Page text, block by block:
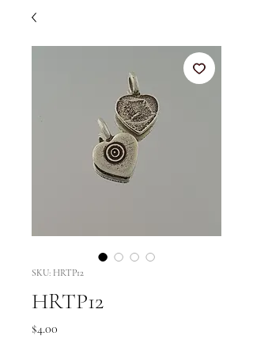
SKU: HRTP12
HRTP12
$4.00